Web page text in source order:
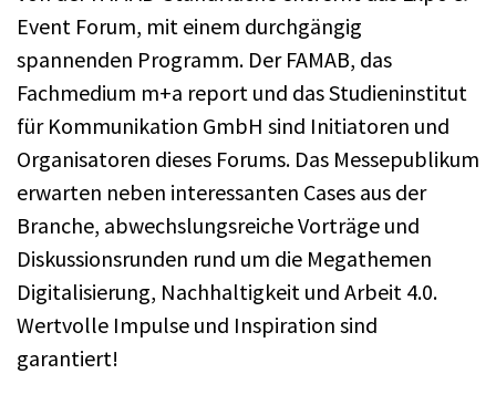
Event Forum, mit einem durchgängig
spannenden Programm. Der FAMAB, das
Fachmedium m+a report und das Studieninstitut
für Kommunikation GmbH sind Initiatoren und
Organisatoren dieses Forums. Das Messepublikum
erwarten neben interessanten Cases aus der
Branche, abwechslungsreiche Vorträge und
Diskussionsrunden rund um die Megathemen
Digitalisierung, Nachhaltigkeit und Arbeit 4.0.
Wertvolle Impulse und Inspiration sind
garantiert!